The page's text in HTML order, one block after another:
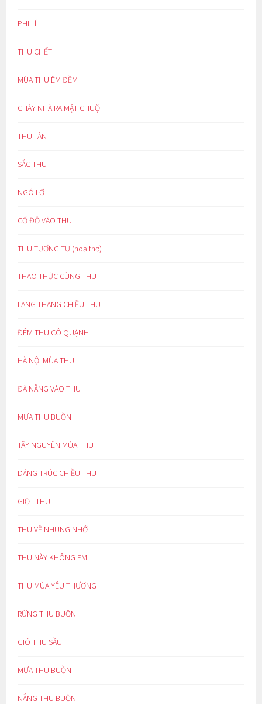
PHI LÍ
THU CHẾT
MÙA THU ÊM ĐỀM
CHÁY NHÀ RA MẶT CHUỘT
THU TÀN
SẮC THU
NGÓ LƠ
CỔ ĐỘ VÀO THU
THU TƯƠNG TƯ (hoạ thơ)
THAO THỨC CÙNG THU
LANG THANG CHIỀU THU
ĐÊM THU CÔ QUẠNH
HÀ NỘI MÙA THU
ĐÀ NẴNG VÀO THU
MƯA THU BUỒN
TÂY NGUYÊN MÙA THU
DÁNG TRÚC CHIỀU THU
GIỌT THU
THU VỀ NHUNG NHỚ
THU NÀY KHÔNG EM
THU MÙA YÊU THƯƠNG
RỪNG THU BUỒN
GIÓ THU SẦU
MƯA THU BUỒN
NẮNG THU BUỒN